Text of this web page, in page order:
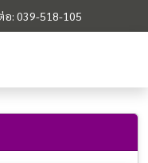
อ: 039-518-105